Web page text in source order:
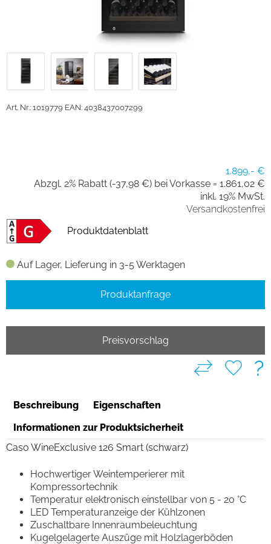
Art. Nr.: 1019779 EAN: 4038437007299
1.899,- €
Abzgl. 2% Rabatt (-37,98 €) bei Vorkasse = 1.861,02 €
inkl. 19% MwSt.
Versandkostenfrei
Produktdatenblatt
Auf Lager, Lieferung in 3-5 Werktagen
Produktanfrage
Preisvorschlag
?
Beschreibung
Eigenschaften
Informationen zur Produktsicherheit
Caso WineExclusive 126 Smart (schwarz)
Hochwertiger Weintemperierer mit
Kompressortechnik
Temperatur elektronisch einstellbar von 5 - 20 °C
LED Temperaturanzeige der Kühlzonen
Zuschaltbare Innenraumbeleuchtung
Kugelgelagerte Auszüge mit Holzlagerböden